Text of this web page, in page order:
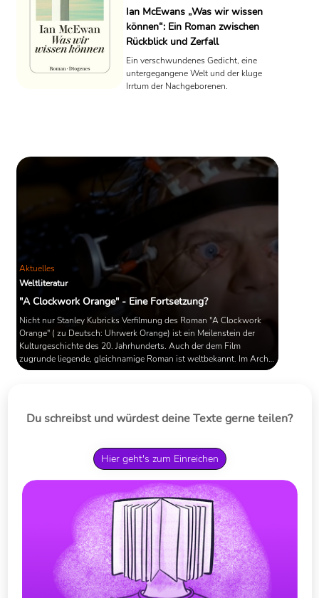
Ian McEwans „Was wir wissen
können“: Ein Roman zwischen
Rückblick und Zerfall
Ein verschwundenes Gedicht, eine
untergegangene Welt und der kluge
Irrtum der Nachgeborenen.
Aktuelles
Weltliteratur
"A Clockwork Orange" - Eine Fortsetzung?
Nicht nur Stanley Kubricks Verfilmung des Roman "A Clockwork
Orange" ( zu Deutsch: Uhrwerk Orange) ist ein Meilenstein der
Kulturgeschichte des 20. Jahrhunderts. Auch der dem Film
zugrunde liegende, gleichnamige Roman ist weltbekannt. Im Archiv
des Autors, Anthony Burgess, ist nun ein bisher unbekanntes
Du schreibst und würdest deine Texte gerne teilen?
Hier geht's zum Einreichen